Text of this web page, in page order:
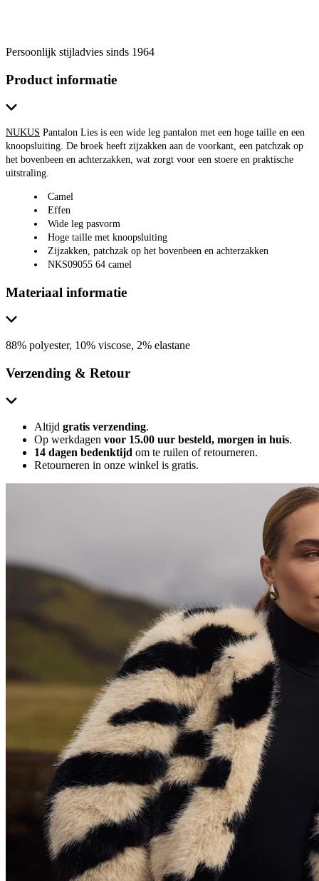
Persoonlijk stijladvies sinds 1964
Product informatie
NUKUS Pantalon Lies is een wide leg pantalon met een hoge taille en een
knoopsluiting. De broek heeft zijzakken aan de voorkant, een patchzak op
het bovenbeen en achterzakken, wat zorgt voor een stoere en praktische
uitstraling.
Camel
Effen
Wide leg pasvorm
Hoge taille met knoopsluiting
Zijzakken, patchzak op het bovenbeen en achterzakken
NKS09055 64 camel
Materiaal informatie
88% polyester, 10% viscose, 2% elastane
Verzending & Retour
Altijd gratis verzending.
Op werkdagen voor 15.00 uur besteld, morgen in huis.
14 dagen bedenktijd om te ruilen of retourneren.
Retourneren in onze winkel is gratis.